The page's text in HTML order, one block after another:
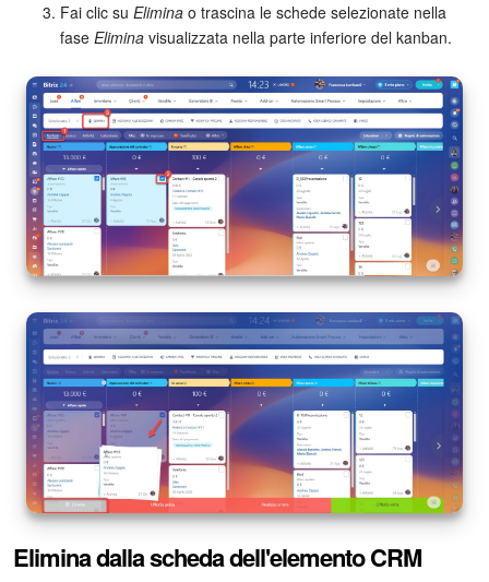
Bitrix24 Messenger
Domande generali
INIZIA GRATIS
ACCEDI
Fai clic su Elimina o trascina le schede selezionate nella
fase Elimina visualizzata nella parte inferiore del kanban.
Elimina dalla scheda dell'elemento CRM